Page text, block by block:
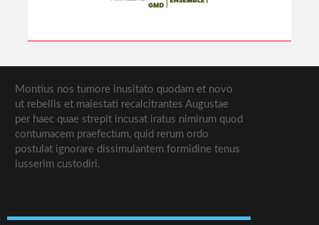
Montius nos tumore inusitato quodam et novo
ut rebellis et maiestati recalcitrantes Augustae
per haec quae strepit incusat iratus nimirum quod
contumacem praefectum, quid rerum ordo
postulat ignorare dissimulantem formidine tenus
iusserim custodiri.